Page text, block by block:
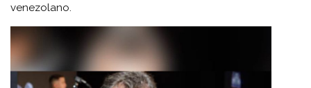
venezolano.